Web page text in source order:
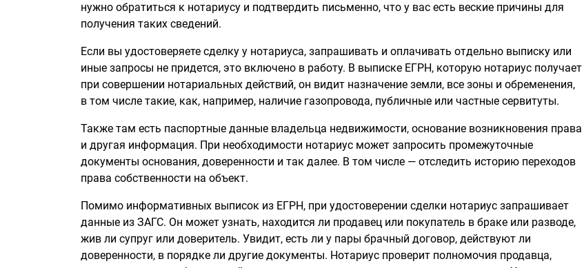
нужно обратиться к нотариусу и подтвердить письменно, что у вас есть веские причины для
получения таких сведений.
Если вы удостоверяете сделку у нотариуса, запрашивать и оплачивать отдельно выписку или
иные запросы не придется, это включено в работу. В выписке ЕГРН, которую нотариус получает
при совершении нотариальных действий, он видит назначение земли, все зоны и обременения,
в том числе такие, как, например, наличие газопровода, публичные или частные сервитуты.
Также там есть паспортные данные владельца недвижимости, основание возникновения права
и другая информация. При необходимости нотариус может запросить промежуточные
документы основания, доверенности и так далее. В том числе — отследить историю переходов
права собственности на объект.
Помимо информативных выписок из ЕГРН, при удостоверении сделки нотариус запрашивает
данные из ЗАГС. Он может узнать, находится ли продавец или покупатель в браке или разводе,
жив ли супруг или доверитель. Увидит, есть ли у пары брачный договор, действуют ли
доверенности, в порядке ли другие документы. Нотариус проверит полномочия продавца,